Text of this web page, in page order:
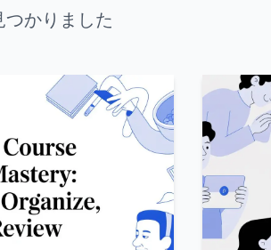
つかりました